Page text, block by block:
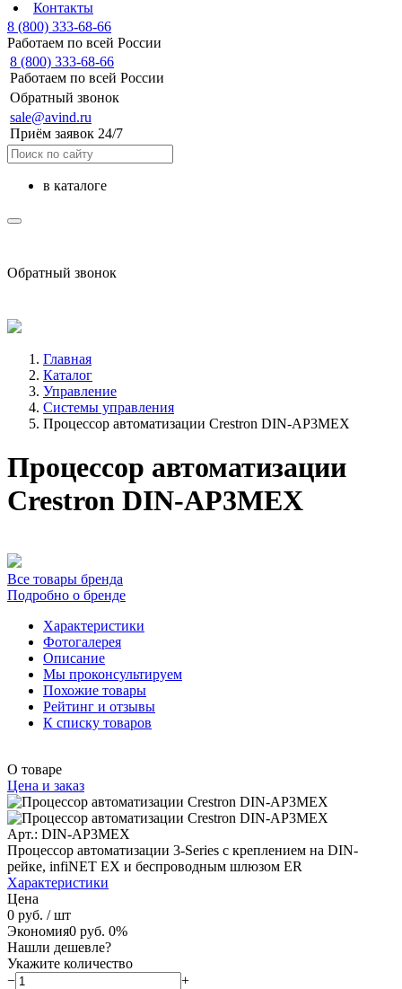
Контакты
8 (800) 333-68-66
Работаем по всей России
8 (800) 333-68-66
Работаем по всей России
Обратный звонок
sale@avind.ru
Приём заявок 24/7
в каталоге
Обратный звонок
Главная
Каталог
Управление
Системы управления
Процессор автоматизации Crestron DIN-AP3MEX
Процессор автоматизации
Crestron DIN-AP3MEX
Все товары бренда
Подробно о бренде
Характеристики
Фотогалерея
Описание
Мы проконсультируем
Похожие товары
Рейтинг и отзывы
К списку товаров
О товаре
Цена и заказ
Арт.: DIN-AP3MEX
Процессор автоматизации 3-Series с креплением на DIN-
рейке, infiNET EX и беспроводным шлюзом ER
Характеристики
Цена
0 руб. / шт
Экономия0 руб. 0%
Нашли дешевле?
Укажите количество
−
+